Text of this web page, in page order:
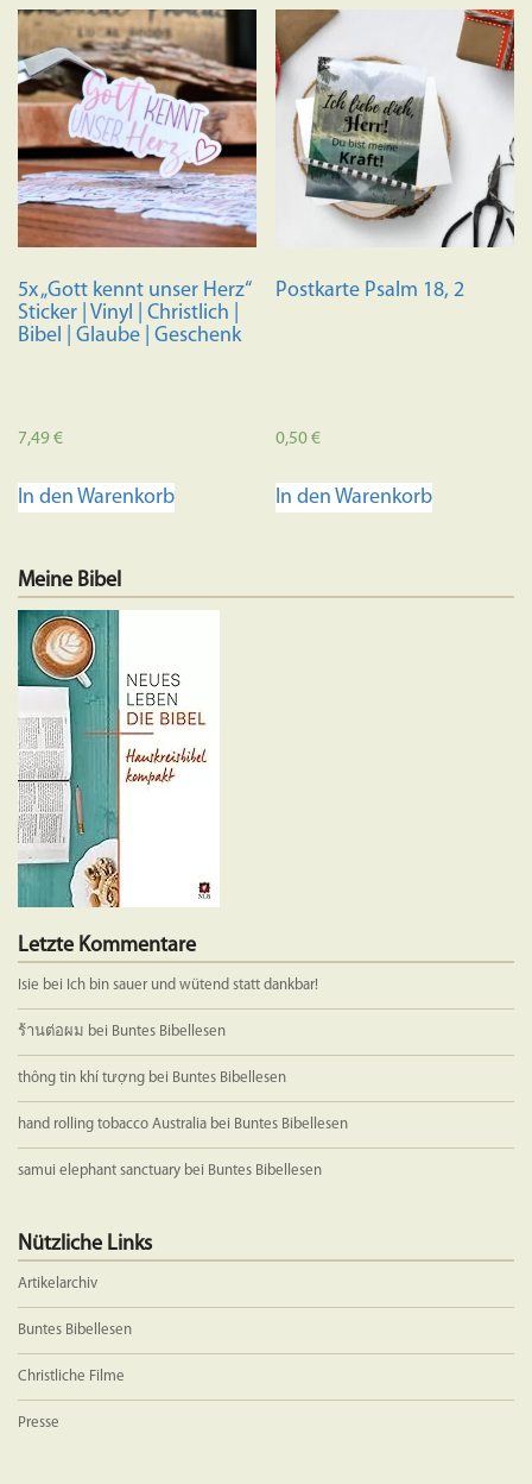
5x „Gott kennt unser Herz“
Sticker | Vinyl | Christlich |
Bibel | Glaube | Geschenk
7,49€
In den Warenkorb
Postkarte Psalm 18, 2
0,50€
In den Warenkorb
Meine Bibel
Letzte Kommentare
Isie bei Ich bin sauer und wütend statt dankbar!
ร้านต่อผม bei Buntes Bibellesen
thông tin khí tượng bei Buntes Bibellesen
hand rolling tobacco Australia bei Buntes Bibellesen
samui elephant sanctuary bei Buntes Bibellesen
Nützliche Links
Artikelarchiv
Buntes Bibellesen
Christliche Filme
Presse